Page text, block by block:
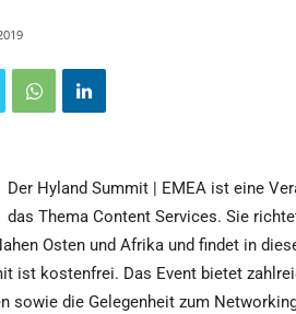
Der Hyland Summit | EMEA ist eine
das Thema Content Services. Sie
Osten und Afrika und findet in
ist kostenfrei. Das Event bietet
sowie die Gelegenheit zum